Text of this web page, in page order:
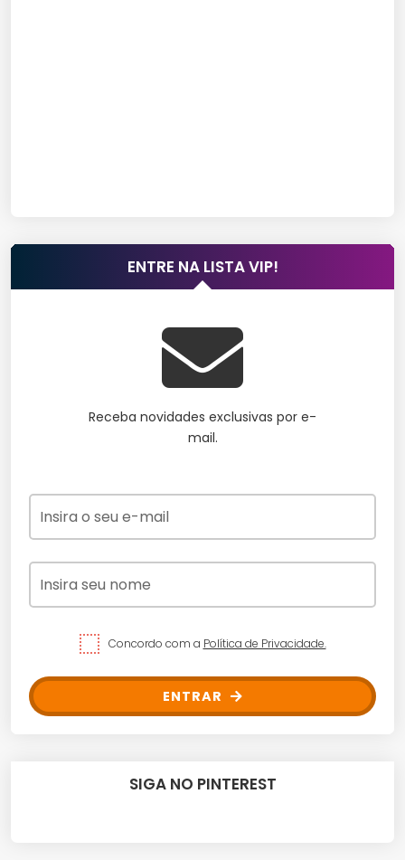
ENTRE NA LISTA VIP!
Receba novidades exclusivas por e-
mail.
Concordo com a Política de Privacidade.
ENTRAR
SIGA NO PINTEREST